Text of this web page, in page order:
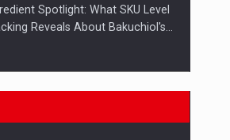
de peste 25…
Spotlight: What SKU Level
Reveals About Bakuchiol's…
si comerciantii care nu